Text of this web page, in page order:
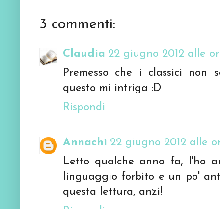
3 commenti:
Claudia 22 giugno 2012 alle
Premesso che i classici non
questo mi intriga :D
Rispondi
Annachì 22 giugno 2012 alle
Letto qualche anno fa, l'ho
linguaggio forbito e un po'
questa lettura, anzi!